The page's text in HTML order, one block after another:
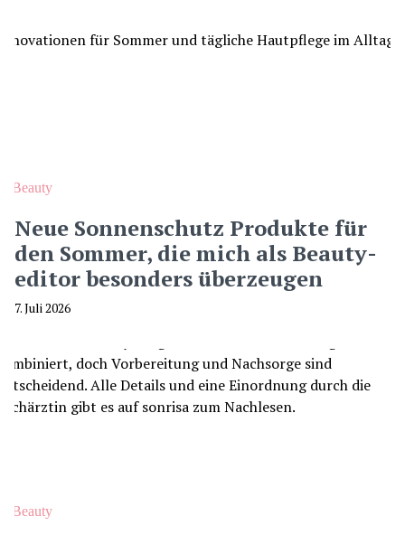
Beauty
Neue Sonnenschutz Produkte für
den Sommer, die mich als Beauty-
editor besonders überzeugen
7. Juli 2026
Beauty